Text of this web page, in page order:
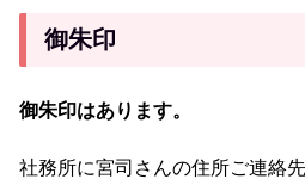
御朱印
御朱印はあります。
社務所に宮司さんの住所ご連絡